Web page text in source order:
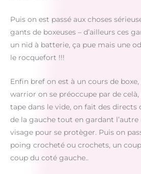
Puis on est passé aux choses
gants de boxeuses – d’ailleurs ces
un nid à batterie, ça pue mais une
le rocquefort !!!
Enfin bref on est à un cours de
warrior on se préoccupe par de celà,
tape dans le vide, on fait des
de la gauche tout en gardant l’autre
visage pour se protèger. Puis on
poing crocheté ou crochets, un
coup du coté gauche..